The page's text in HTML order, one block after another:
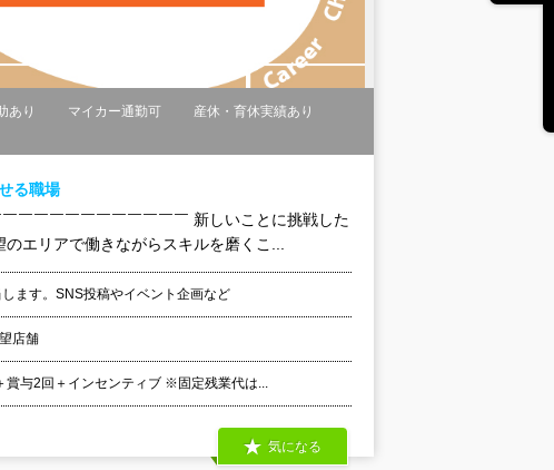
あり マイカー通勤可
産休・育休実績あり
る職場
￣￣￣￣￣￣￣￣￣￣￣ 新しいことに挑戦した
エリアで働きながらスキルを磨くこ...
ます。SNS投稿やイベント企画など
店舗
賞与2回＋インセンティブ ※固定残業代は...
気になる